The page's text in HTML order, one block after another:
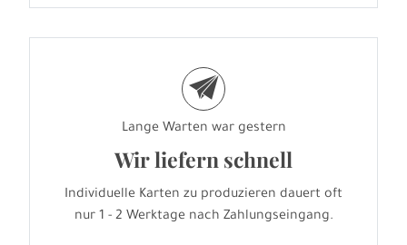
e
Lange Warten war gestern
Wir liefern schnell
Individuelle Karten zu produzieren dauert oft
nur 1 - 2 Werktage nach Zahlungseingang.